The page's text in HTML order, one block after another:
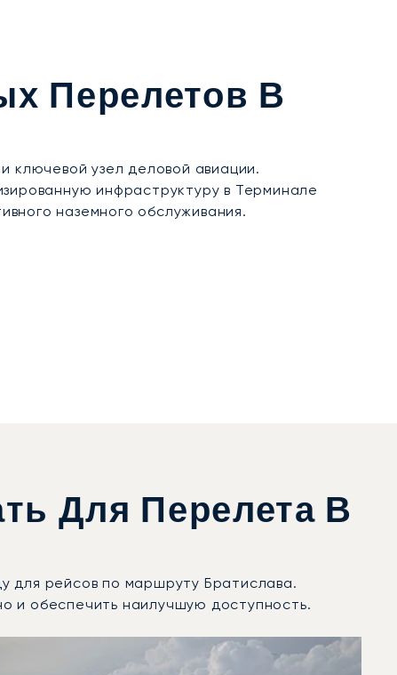
Перелетов В
ключевой узел деловой авиации.
инфраструктуру в Терминале
наземного обслуживания.
Для Перелета В
для рейсов по маршруту Братислава.
и обеспечить наилучшую доступность.